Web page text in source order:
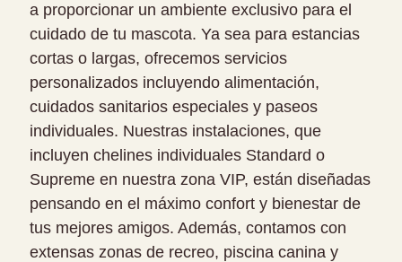
a proporcionar un ambiente exclusivo para el
cuidado de tu mascota. Ya sea para estancias
cortas o largas, ofrecemos servicios
personalizados incluyendo alimentación,
cuidados sanitarios especiales y paseos
individuales. Nuestras instalaciones, que
incluyen chelines individuales Standard o
Supreme en nuestra zona VIP, están diseñadas
pensando en el máximo confort y bienestar de
tus mejores amigos. Además, contamos con
extensas zonas de recreo, piscina canina y